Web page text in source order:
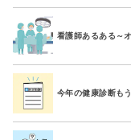
看護師あるある～
今年の健康診断も